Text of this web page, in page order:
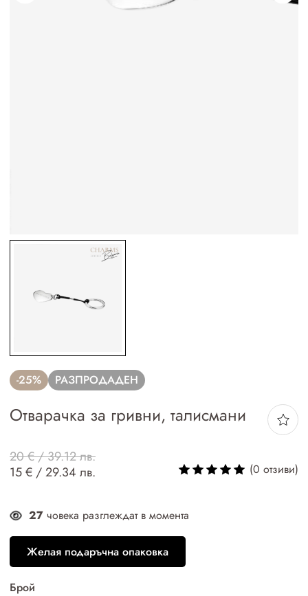
-25% РАЗПРОДАДЕН
Отварачка за гривни, талисмани
20 € / 39.12 лв.
15 € / 29.34 лв.
(0 отзиви)
27 човека разглеждат в момента
Желая подаръчна опаковка
Брой